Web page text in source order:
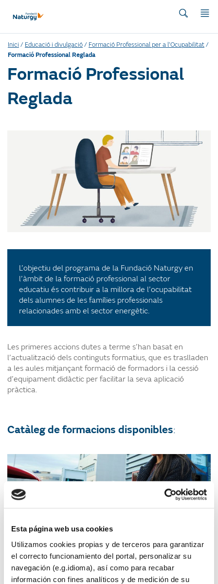
Esta página web usa cookies
Utilizamos cookies propias y de terceros para garantizar
el correcto funcionamiento del portal, personalizar su
navegación (e.g.idioma), así como para recabar
información con fines analíticos y de medición de su
Inici / Educació i divulgació/ Formació Professional per a l’Ocupabilitat/
Formació Professional Reglada
Formació Professional
Reglada
L’objectiu del programa de la Fundació Naturgy en
l’àmbit de la formació professional al sector
educatiu és contribuir a la millora de l’ocupabilitat
dels alumnes de les famílies professionals
relacionades amb el sector energètic.
Les primeres accions dutes a terme s’han basat en
l’actualització dels continguts formatius, que es traslladen
a les aules mitjançant formació de formadors i la cessió
d’equipament didàctic per facilitar la seva aplicació
pràctica.
Catàleg de formacions disponibles:
Formació Professional en gas natural
vehicular